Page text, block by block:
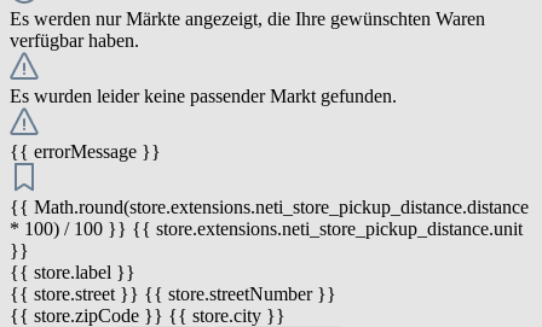
Es werden nur Märkte angezeigt, die Ihre gewünschten Waren
verfügbar haben.
Es wurden leider keine passender Markt gefunden.
{{ errorMessage }}
{{ Math.round(store.extensions.neti_store_pickup_distance.distance
* 100) / 100 }} {{ store.extensions.neti_store_pickup_distance.unit
}}
{{ store.label }}
{{ store.street }} {{ store.streetNumber }}
{{ store.zipCode }} {{ store.city }}